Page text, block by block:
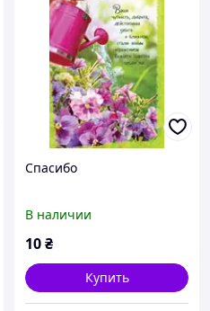
Спасибо
В наличии
10₴
Купить